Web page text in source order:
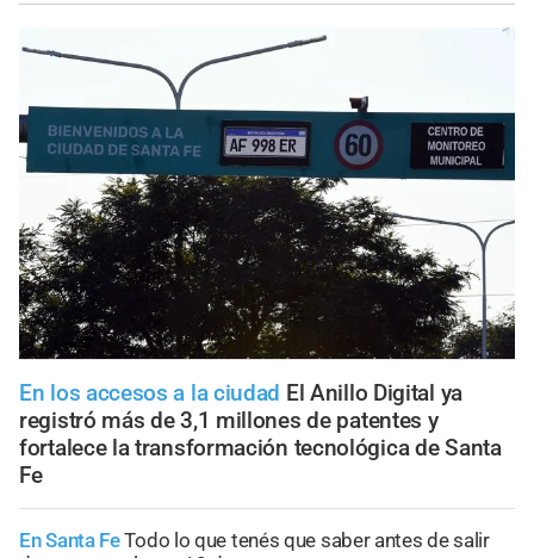
En los accesos a la ciudad El Anillo Digital ya
registró más de 3,1 millones de patentes y
fortalece la transformación tecnológica de Santa
Fe
En Santa FeTodo lo que tenés que saber antes de salir